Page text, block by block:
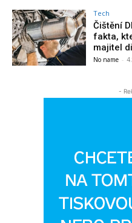
Tech
Čištění
fakta,
majitel
No name -
-